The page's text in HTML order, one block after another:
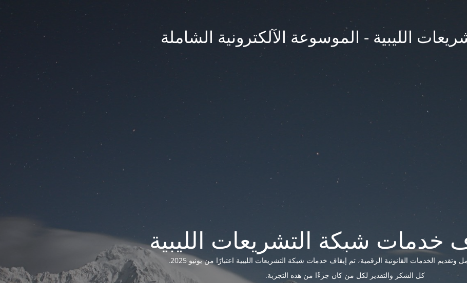
الليبية - الموسوعة الآلكترونية الشاملة
الخدمات القانونية الرقمية، تم إيقاف خدمات شبكة التشريعات الليبية اعتبارًا من يونيو 2025.
كل الشكر والتقدير لكل من كان جزءًا من هذه التجربة.